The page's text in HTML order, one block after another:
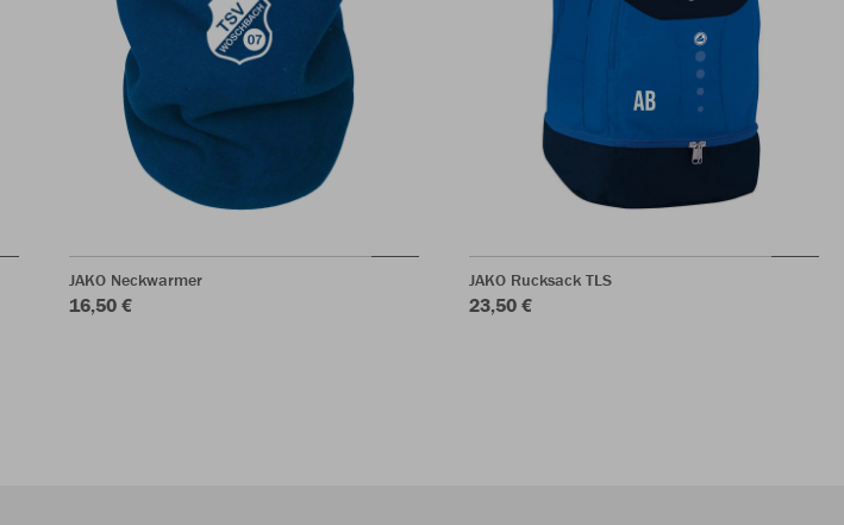
JAKO Neckwarmer
16,50 €
JAKO Rucksack TLS
23,50 €